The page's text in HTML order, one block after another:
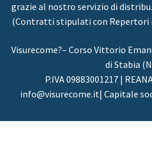
grazie al nostro servizio di
(Contratti stipulati con Repertori
Visurecome?– Corso Vittorio
di Stabia
P.IVA 09883001217 |
info@visurecome.it| Capitale